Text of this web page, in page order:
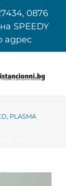
0876
SPEEDY
адрес
PLASMA